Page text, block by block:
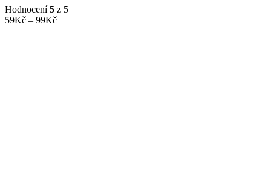
variant.
Možnosti
Hodnocení5 z 5
59Kč – 99KčRozpětí